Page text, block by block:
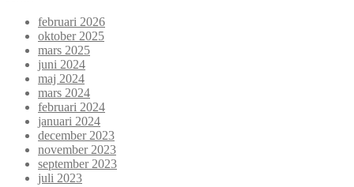
februari 2026
oktober 2025
mars 2025
juni 2024
maj 2024
mars 2024
februari 2024
januari 2024
december 2023
november 2023
september 2023
juli 2023